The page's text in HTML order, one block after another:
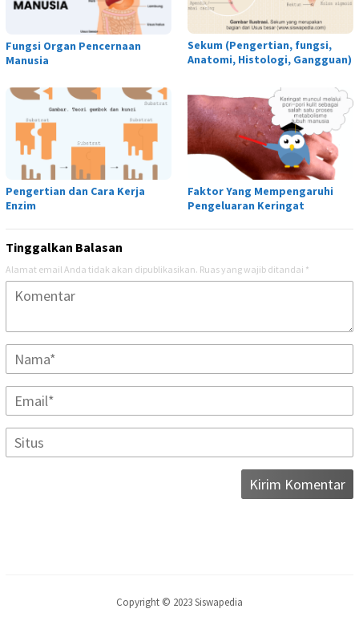
Fungsi Organ Pencernaan
Manusia
Sekum (Pengertian, fungsi,
Anatomi, Histologi, Gangguan)
Pengertian dan Cara Kerja
Enzim
Faktor Yang Mempengaruhi
Pengeluaran Keringat
Tinggalkan Balasan
Alamat email Anda tidak akan dipublikasikan. Ruas yang wajib ditandai *
Copyright © 2023 Siswapedia